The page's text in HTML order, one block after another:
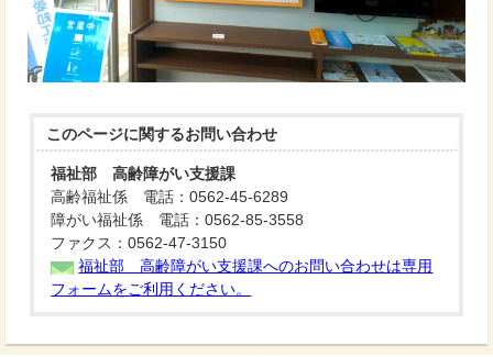
このページに関するお問い合わせ
福祉部 高齢障がい支援課
高齢福祉係 電話：0562-45-6289
障がい福祉係 電話：0562-85-3558
ファクス：0562-47-3150
福祉部 高齢障がい支援課へのお問い合わせは専用
フォームをご利用ください。